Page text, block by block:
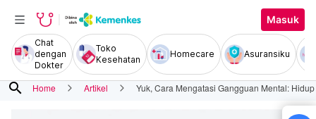
Masuk
Chat
dengan
Dokter
Toko
Kesehatan
Homecare Asuransiku
search Home Artikel Yuk, Cara Mengatasi Gangguan Mental: